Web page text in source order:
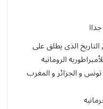
الذى يطلق على
الرومانيه
و الجزائر و المغرب